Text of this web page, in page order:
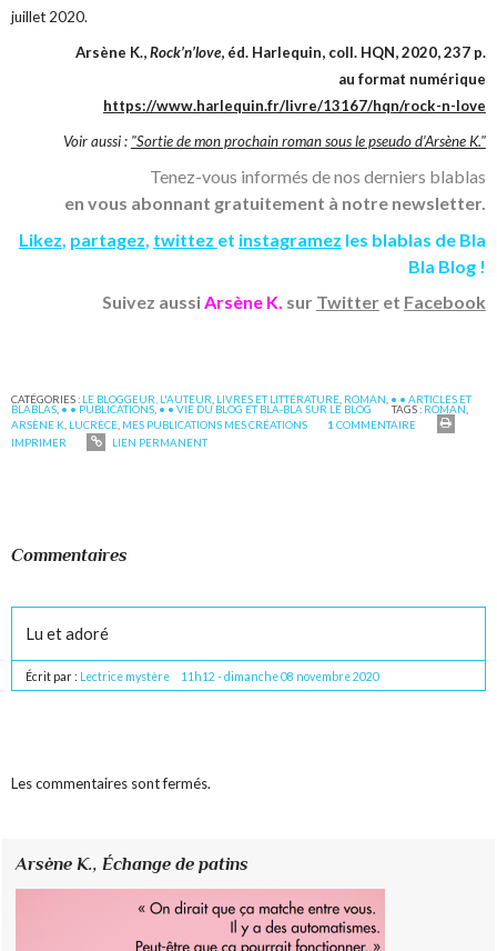
juillet 2020.
Arsène K.,Rock’n’love, éd. Harlequin, coll. HQN, 2020, 237 p.
au format numérique
https://www.harlequin.fr/livre/13167/hqn/rock-n-love
Voir aussi : "Sortie de mon prochain roman sous le pseudo d’Arsène K."
Tenez-vous informés de nos derniers blablas
en vous abonnant gratuitement à notre newsletter.
Likez partagez twittez et instagramez les blablas de Bla
Bla Blog !
Suivez aussi Arsène K. sur Twitter et Facebook
CATÉGORIES : LE BLOGGEUR, L'AUTEUR, LIVRES ET LITTÉRATURE, ROMAN, • • ARTICLES ET
BLABLAS, • • PUBLICATIONS, • • VIE DU BLOG ET BLA-BLA SUR LE BLOG TAGS : ROMAN,
ARSÈNE K LUCRÈCE MES PUBLICATIONS MES CRÉATIONS 1 COMMENTAIRE
IMPRIMER
LIEN PERMANENT
Commentaires
Lu et adoré
Écrit par : Lectrice mystère 11h12 -dimanche 08 novembre 2020
Les commentaires sont fermés.
Arsène K.,Échange de patins